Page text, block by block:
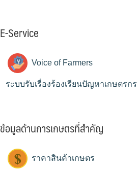
E-Service
Voice of Farmers
ระบบรับเรื่องร้องเรียนปัญหาเกษตรกร
ข้อมูลด้านการเกษตรที่สำคัญ
ราคาสินค้าเกษตร